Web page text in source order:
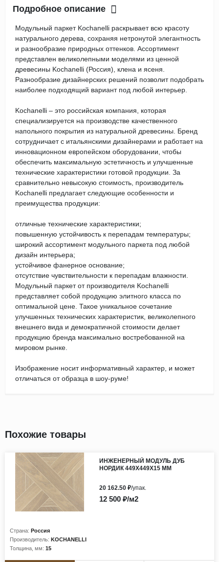
Подробное описание
Модульный паркет Kochanelli раскрывает всю красоту
натурального дерева, сохраняя нетронутой элегантность
и разнообразие природных оттенков. Ассортимент
представлен великолепными моделями из ценной
древесины Kochanelli (Россия), клена и ясеня.
Разнообразие дизайнерских решений позволит подобрать
наиболее подходящий вариант под любой интерьер.
Kochanelli – это российская компания, которая
специализируется на производстве качественного
напольного покрытия из натуральной древесины. Бренд
сотрудничает с итальянскими дизайнерами и работает на
инновационном европейском оборудовании, чтобы
обеспечить максимальную эстетичность и улучшенные
технические характеристики готовой продукции. За
сравнительно невысокую стоимость, производитель
Kochanelli предлагает следующие особенности и
преимущества продукции:
отличные технические характеристики;
повышенную устойчивость к перепадам температуры;
широкий ассортимент модульного паркета под любой
дизайн интерьера;
устойчивое фанерное основание;
отсутствие чувствительности к перепадам влажности.
Модульный паркет от производителя Kochanelli
представляет собой продукцию элитного класса по
оптимальной цене. Такое уникальное сочетание
улучшенных технических характеристик, великолепного
внешнего вида и демократичной стоимости делает
продукцию бренда максимально востребованной на
мировом рынке.
Изображение носит информативный характер, и может
отличаться от образца в шоу-руме!
Похожие товары
ИНЖЕНЕРНЫЙ МОДУЛЬ ДУБ
НОРДИК 449Х449Х15 ММ
Страна: Россия
Производитель: KOCHANELLI
Толщина, мм: 15
12 500 ₽/м2
20 162.50 ₽/упак.